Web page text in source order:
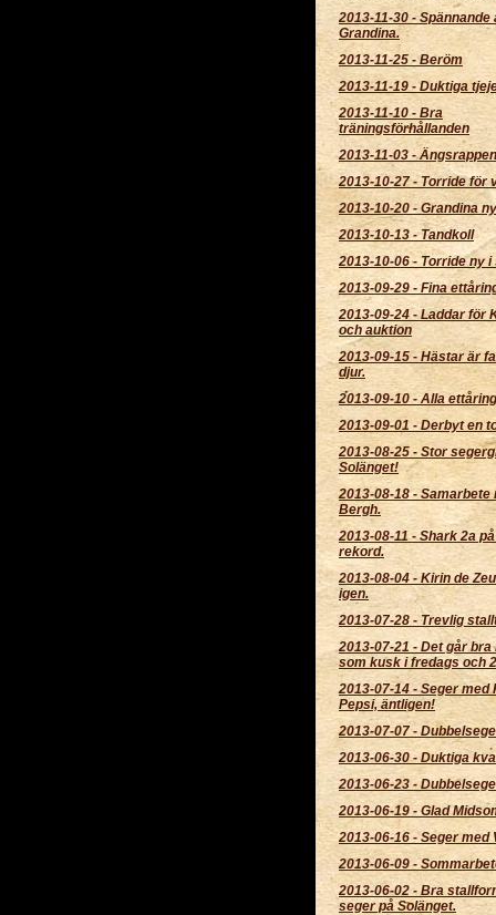
2013-11-30 -Spännande
Grandina.
2013-11-25 -Beröm
2013-11-19 -Duktiga
2013-11-10 - Bra
träningsförhållanden
2013-11-03 -
2013-10-27-Torride för
2013-10-20- Grandina
2013-10-13 -Tandkoll
2013-10-06- Torride ny i
2013-09-29 -Fina
2013-09-24-Laddar för
och auktion
2013-09-15- Hästar är
djur.
2013-09-10 -Alla
2013-09-01 -Derbyt en
2013-08-25 - Stor
Solänget!
2013-08-18- Samarbete
Bergh.
2013-08-11- Shark 2a
rekord.
2013-08-04- Kirin de
igen.
2013-07-28 - Trevlig
2013-07-21 - Det går bra
som kusk i fredags och
2013-07-14 -Seger med
Pepsi, äntligen!
2013-07-07 -
2013-06-30- Duktiga
2013-06-23 -
2013-06-19 - Glad
2013-06-16 -Seger med
2013-06-09-
2013-06-02 - Bra
seger på Solänget.